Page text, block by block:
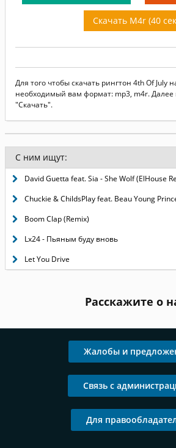
Скачать M4r (40
Для того чтобы скачать рингтон 4th Of July
необходимый вам формат: mp3, m4r. Далее
"Скачать".
С ним ищут:
David Guetta feat. Sia - She Wolf (ElHouse
Chuckie & ChildsPlay feat. Beau Young
Boom Clap (Remix)
Lx24 - Пьяным буду вновь
Let You Drive
Расскажите о
Жалобы и
Связь с
Для